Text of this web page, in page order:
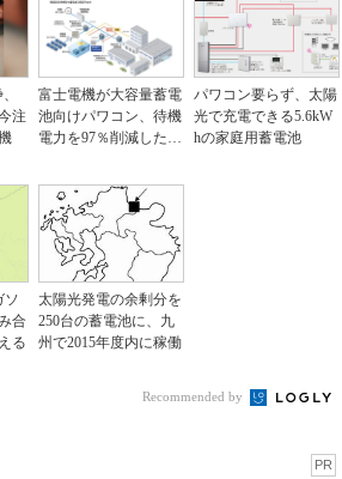
注
富士電機が大容量蓄電
池向けパワコン、待機
電力を97％削減した新
パワコン要らず、太陽
光で充電できる5.6kW
hの家庭用蓄電池
ソ
合
る
太陽光発電の余剰分を
250台の蓄電池に、九
州で2015年度内に稼働
Recommended by
PR